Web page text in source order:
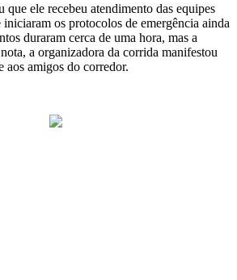
ele recebeu atendimento das equipes
os protocolos de emergência ainda
duraram cerca de uma hora, mas a
a organizadora da corrida manifestou
aos amigos do corredor.